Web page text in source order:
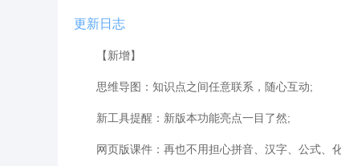
更新日志
【新增】
思维导图：知识点之间任意联系，随心互动;
新工具提醒：新版本功能亮点一目了然;
网页版课件：再也不用担心拼音、汉字、公式、